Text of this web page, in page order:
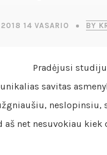
2018 14 VASARIO BY
Pradėjusi
savitas
net nesuvokiau